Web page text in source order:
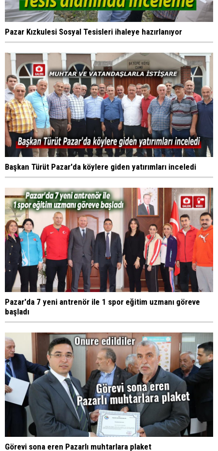
Pazar Kızkulesi Sosyal Tesisleri ihaleye hazırlanıyor
Başkan Türüt Pazar'da köylere giden yatırımları inceledi
Pazar'da 7 yeni antrenör ile 1 spor eğitim uzmanı göreve
başladı
Görevi sona eren Pazarlı muhtarlara plaket